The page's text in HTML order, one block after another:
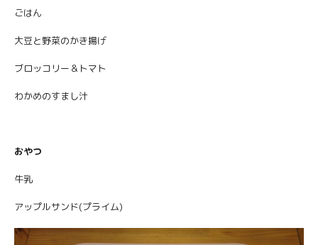
ごはん
大豆と野菜のかき揚げ
ブロッコリー＆トマト
わかめのすまし汁
おやつ
牛乳
アップルサンド(プライム)